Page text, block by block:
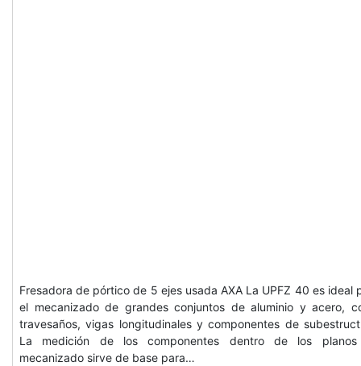
Fresadora de pórtico de 5 ejes usada AXA La UPFZ 40 es ideal
el mecanizado de grandes conjuntos de aluminio y acero,
travesaños, vigas longitudinales y componentes de
La medición de los componentes dentro de los
mecanizado sirve de base para…